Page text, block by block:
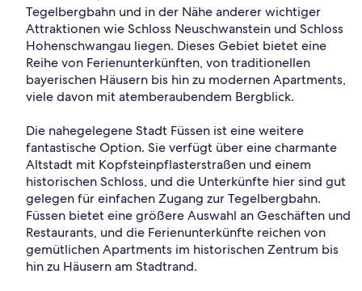
Tegelbergbahn und in der Nähe anderer wichtiger
Attraktionen wie Schloss Neuschwanstein und Schloss
Hohenschwangau liegen. Dieses Gebiet bietet eine
Reihe von Ferienunterkünften, von traditionellen
bayerischen Häusern bis hin zu modernen Apartments,
viele davon mit atemberaubendem Bergblick.
Die nahegelegene Stadt Füssen ist eine weitere
fantastische Option. Sie verfügt über eine charmante
Altstadt mit Kopfsteinpflasterstraßen und einem
historischen Schloss, und die Unterkünfte hier sind gut
gelegen für einfachen Zugang zur Tegelbergbahn.
Füssen bietet eine größere Auswahl an Geschäften und
Restaurants, und die Ferienunterkünfte reichen von
gemütlichen Apartments im historischen Zentrum bis
hin zu Häusern am Stadtrand.